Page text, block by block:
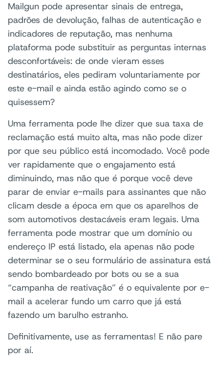
Mailgun pode apresentar sinais de entrega,
padrões de devolução, falhas de autenticação e
indicadores de reputação, mas nenhuma
plataforma pode substituir as perguntas internas
desconfortáveis: de onde vieram esses
destinatários, eles pediram voluntariamente por
este e-mail e ainda estão agindo como se o
quisessem?
Uma ferramenta pode lhe dizer que sua taxa de
reclamação está muito alta, mas não pode dizer
por que seu público está incomodado. Você pode
ver rapidamente que o engajamento está
diminuindo, mas não que é porque você deve
parar de enviar e-mails para assinantes que não
clicam desde a época em que os aparelhos de
som automotivos destacáveis eram legais. Uma
ferramenta pode mostrar que um domínio ou
endereço IP está listado, ela apenas não pode
determinar se o seu formulário de assinatura está
sendo bombardeado por bots ou se a sua
“campanha de reativação” é o equivalente por e-
mail a acelerar fundo um carro que já está
fazendo um barulho estranho.
Definitivamente, use as ferramentas! E não pare
por aí.